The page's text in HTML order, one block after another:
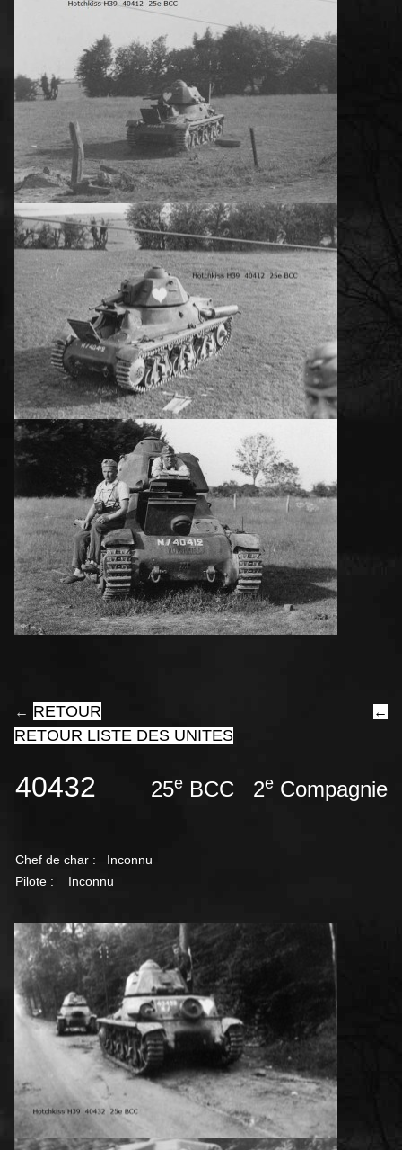
← RETOUR ←
RETOUR LISTE DES UNITES
40432 25e BCC 2e Compagnie
Chef de char :
Inconnu
Pilote : Inconnu